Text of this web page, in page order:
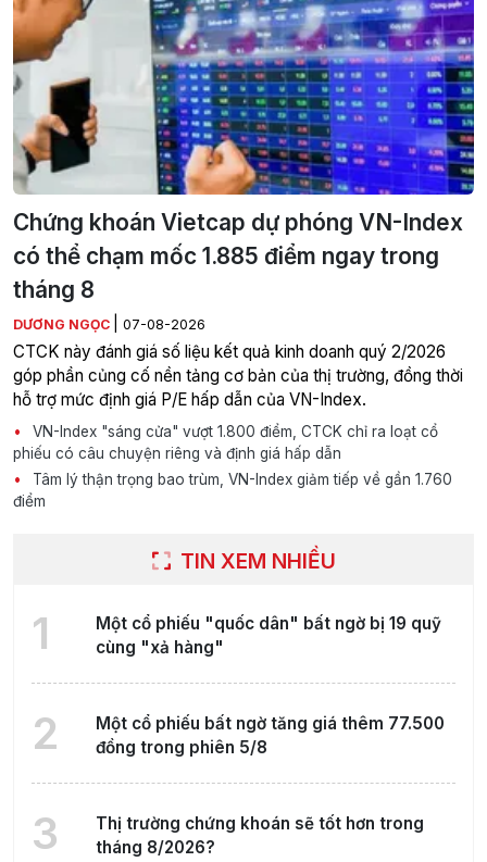
Chứng khoán Vietcap dự phóng VN-Index
có thể chạm mốc 1.885 điểm ngay trong
tháng 8
DƯƠNG NGỌC 07-08-2026
CTCK này đánh giá số liệu kết quả kinh doanh quý 2/2026
góp phần củng cố nền tảng cơ bản của thị trường, đồng thời
hỗ trợ mức định giá P/E hấp dẫn của VN-Index.
VN-Index "sáng cửa" vượt 1.800 điểm, CTCK chỉ ra loạt cổ
phiếu có câu chuyện riêng và định giá hấp dẫn
Tâm lý thận trọng bao trùm, VN-Index giảm tiếp về gần 1.760
điểm
TIN XEM NHIỀU
1
Một cổ phiếu "quốc dân" bất ngờ bị 19 quỹ
cùng "xả hàng"
2
Một cổ phiếu bất ngờ tăng giá thêm 77.500
đồng trong phiên 5/8
3
Thị trường chứng khoán sẽ tốt hơn trong
tháng 8/2026?